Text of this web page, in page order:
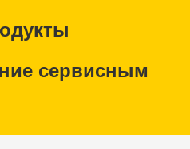
сервисным